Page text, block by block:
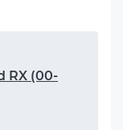
RX (00-